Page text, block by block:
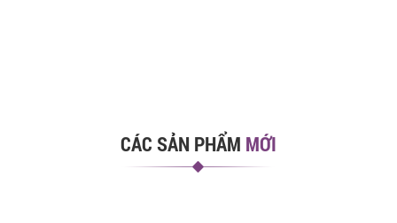
CÁC SẢN PHẨM MỚI